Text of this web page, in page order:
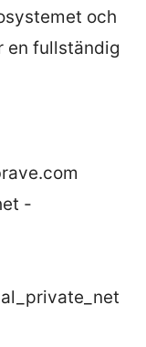
och
en fullständig
-